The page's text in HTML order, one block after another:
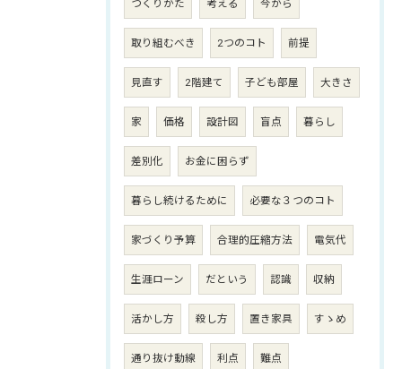
つくりかた 考える 今から
取り組むべき 2つのコト 前提
見直す 2階建て 子ども部屋 大きさ
家 価格 設計図 盲点 暮らし
差別化 お金に困らず
暮らし続けるために 必要な３つのコト
家づくり予算 合理的圧縮方法 電気代
生涯ローン だという 認識 収納
活かし方 殺し方 置き家具 すゝめ
通り抜け動線 利点 難点